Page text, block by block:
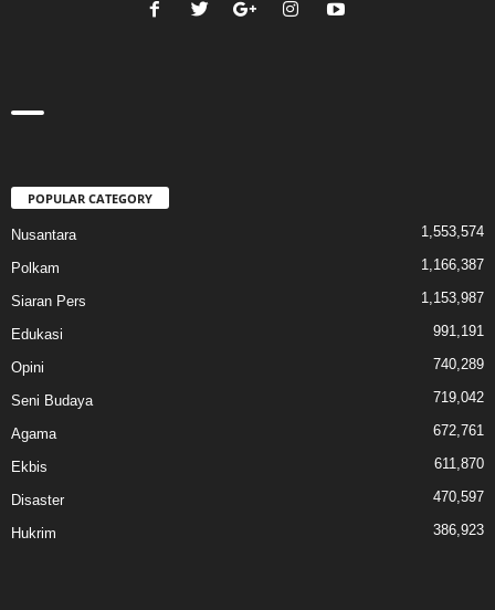
POPULAR CATEGORY
Nusantara 1,553,574
Polkam 1,166,387
Siaran Pers 1,153,987
Edukasi 991,191
Opini 740,289
Seni Budaya 719,042
Agama 672,761
Ekbis 611,870
Disaster 470,597
Hukrim 386,923